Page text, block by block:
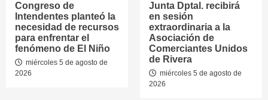
Congreso de
Intendentes planteó la
necesidad de recursos
para enfrentar el
fenómeno de El Niño
miércoles 5 de agosto de
2026
Junta Dptal. recibirá
en sesión
extraordinaria a la
Asociación de
Comerciantes Unidos
de Rivera
miércoles 5 de agosto de
2026